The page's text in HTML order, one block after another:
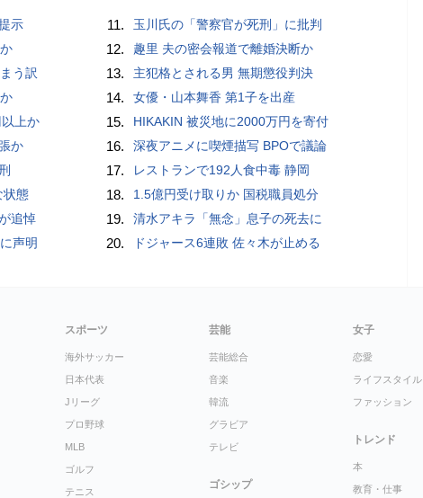
示
う訳
上か
か
状態
追悼
声明
11. 玉川氏の「警察官が死刑」に批判
12. 趣里 夫の密会報道で離婚決断か
13. 主犯格とされる男 無期懲役判決
14. 女優・山本舞香 第1子を出産
15. HIKAKIN 被災地に2000万円を寄付
16. 深夜アニメに喫煙描写 BPOで議論
17. レストランで192人食中毒 静岡
18. 1.5億円受け取りか 国税職員処分
19. 清水アキラ「無念」息子の死去に
20. ドジャース6連敗 佐々木が止める
スポーツ
海外サッカー
日本代表
Jリーグ
プロ野球
MLB
ゴルフ
テニス
芸能
芸能総合
音楽
韓流
グラビア
テレビ
ゴシップ
女子
恋愛
ライフスタイル
ファッション
トレンド
本
教育・仕事